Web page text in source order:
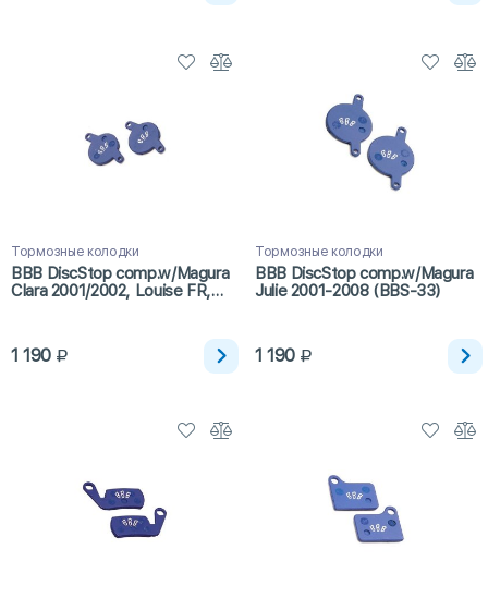
Тормозные колодки
BBB DiscStop comp.w/Magura
Clara 2001/2002, Louise FR,
1 190
Тормозные колодки
BBB DiscStop comp.w/Magura
Julie 2001-2008 (BBS-33)
1 190